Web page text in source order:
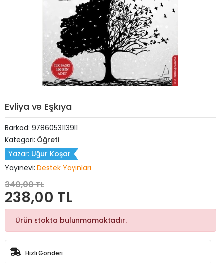
Evliya ve Eşkıya
Barkod: 9786053113911
Kategori: Öğreti
Yazar: Uğur Koşar
Yayınevi: Destek Yayınları
340,00 TL
238,00 TL
Ürün stokta bulunmamaktadır.
Hızlı Gönderi